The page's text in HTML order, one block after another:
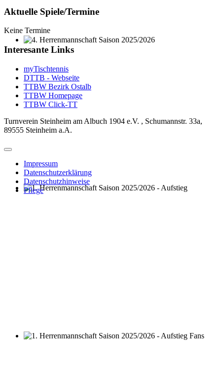
4. Herrenmannschaft Saison 2025/2026
1. Herrenmannschaft Saison 2025/2026 - Aufstieg
Aktuelle Spiele/Termine
Keine Termine
Interesante Links
myTischtennis
DTTB - Webseite
TTBW Bezirk Ostalb
TTBW Homepage
TTBW Click-TT
Turnverein Steinheim am Albuch 1904 e.V. , Schumannstr. 33a,
89555 Steinheim a.A.
Impressum
Datenschutzerklärung
Datenschutzhinweise
Pflege